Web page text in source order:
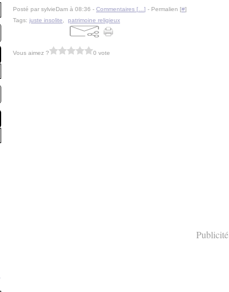
Posté par sylvieDam à 08:36 - Commentaires [ ] - Permalien [#]
Tags: juste insolite patrimoine religieux
Vous aimez ? 0 vote
Publicité